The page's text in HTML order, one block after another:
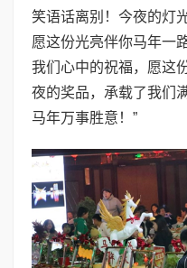
笑语话离别！今夜的灯
愿这份光亮伴你马年一
我们心中的祝福，愿这
夜的奖品，承载了我们
马年万事胜意！”